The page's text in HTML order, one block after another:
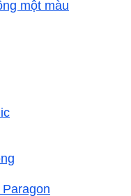
một màu